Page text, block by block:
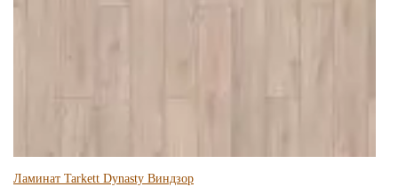
Ламинат Tarkett Dynasty Виндзор